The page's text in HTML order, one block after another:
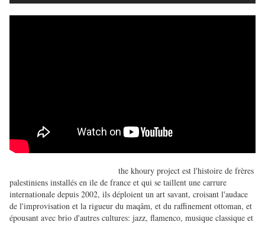
the khoury project est l'histoire de frères
palestiniens installés en ile de france et qui se taillent une carrure
internationale depuis 2002, ils déploient un art savant, croisant l'audace
de l'improvisation et la rigueur du maqâm, et du raffinement ottoman, et
épousant avec brio d'autres cultures: jazz, flamenco, musique classique et